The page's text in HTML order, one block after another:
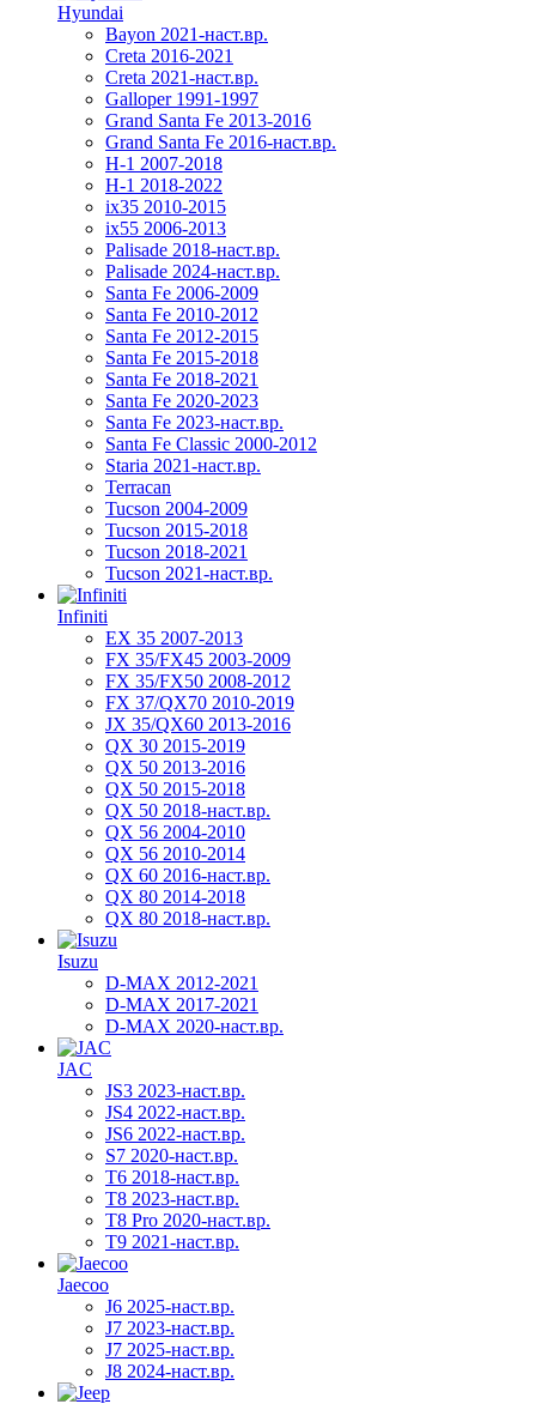
Hyundai
Bayon 2021-наст.вр.
Creta 2016-2021
Creta 2021-наст.вр.
Galloper 1991-1997
Grand Santa Fe 2013-2016
Grand Santa Fe 2016-наст.вр.
H-1 2007-2018
H-1 2018-2022
ix35 2010-2015
ix55 2006-2013
Palisade 2018-наст.вр.
Palisade 2024-наст.вр.
Santa Fe 2006-2009
Santa Fe 2010-2012
Santa Fe 2012-2015
Santa Fe 2015-2018
Santa Fe 2018-2021
Santa Fe 2020-2023
Santa Fe 2023-наст.вр.
Santa Fe Classic 2000-2012
Staria 2021-наст.вр.
Terracan
Tucson 2004-2009
Tucson 2015-2018
Tucson 2018-2021
Tucson 2021-наст.вр.
Infiniti
EX 35 2007-2013
FX 35/FX45 2003-2009
FX 35/FX50 2008-2012
FX 37/QX70 2010-2019
JX 35/QX60 2013-2016
QX 30 2015-2019
QX 50 2013-2016
QX 50 2015-2018
QX 50 2018-наст.вр.
QX 56 2004-2010
QX 56 2010-2014
QX 60 2016-наст.вр.
QX 80 2014-2018
QX 80 2018-наст.вр.
Isuzu
D-MAX 2012-2021
D-MAX 2017-2021
D-MAX 2020-наст.вр.
JAC
JS3 2023-наст.вр.
JS4 2022-наст.вр.
JS6 2022-наст.вр.
S7 2020-наст.вр.
T6 2018-наст.вр.
T8 2023-наст.вр.
T8 Pro 2020-наст.вр.
T9 2021-наст.вр.
Jaecoo
J6 2025-наст.вр.
J7 2023-наст.вр.
J7 2025-наст.вр.
J8 2024-наст.вр.